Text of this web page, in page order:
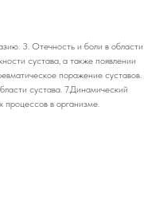
3. Отечность и боли в области
сустава, а также появлении
поражение суставов.
сустава. 7.Динамический
процессов в организме.